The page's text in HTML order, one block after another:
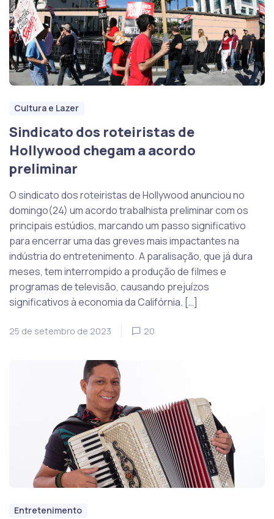
Cultura e Lazer
Sindicato dos roteiristas de
Hollywood chegam a acordo
preliminar
O sindicato dos roteiristas de Hollywood anunciou no
domingo(24) um acordo trabalhista preliminar com os
principais estúdios, marcando um passo significativo
para encerrar uma das greves mais impactantes na
indústria do entretenimento. A paralisação, que já dura
meses, tem interrompido a produção de filmes e
programas de televisão, causando prejuízos
significativos à economia da Califórnia. […]
25 de setembro de 2023 20
Entretenimento